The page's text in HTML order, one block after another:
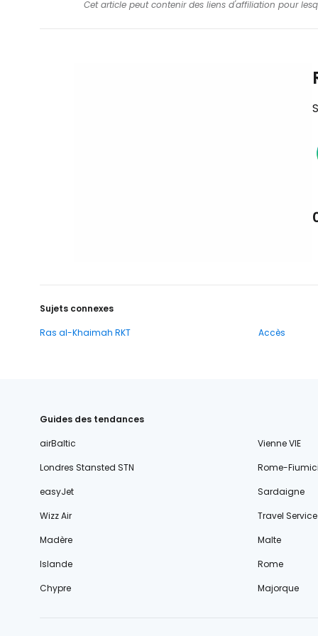
Cet article peut contenir des liens d'affiliation pour
Sujets connexes
Ras al-Khaimah RKT
Accès
Guides des tendances
airBaltic
Vienne VIE
Londres Stansted STN
Rome-
easyJet
Sardaigne
Wizz Air
Travel Service
Madère
Malte
Islande
Rome
Chypre
Majorque